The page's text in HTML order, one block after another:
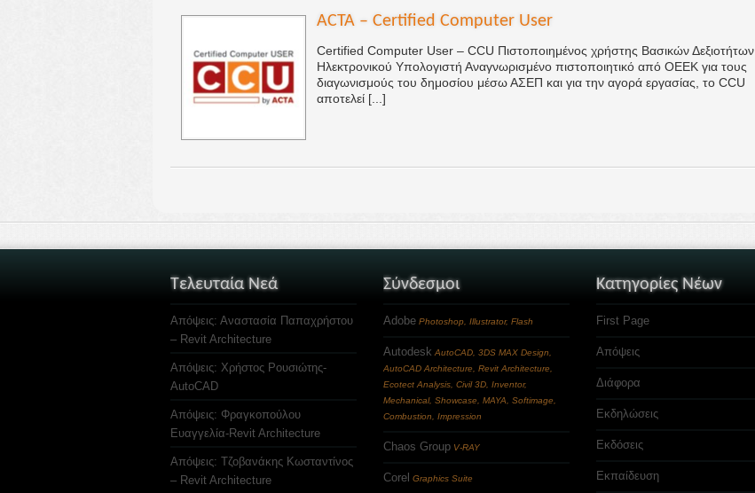
ACTA – Certified Computer User
Certified Computer User – CCU Πιστοποιημένος χρήστης Βασικών Δεξιοτήτων
Ηλεκτρονικού Υπολογιστή Αναγνωρισμένο πιστοποιητικό από ΟΕΕΚ για τους
διαγωνισμούς του δημοσίου μέσω ΑΣΕΠ και για την αγορά εργασίας, το CCU
αποτελεί [...]
Τελευταία Νεά
Απόψεις: Αναστασία Παπαχρήστου
– Revit Architecture
Απόψεις: Χρήστος Ρουσιώτης-
AutoCAD
Απόψεις: Φραγκοπούλου
Ευαγγελία-Revit Architecture
Απόψεις: Τζοβανάκης Κωσταντίνος
– Revit Architecture
Σύνδεσμοι
Adobe Photoshop, Illustrator, Flash
Autodesk AutoCAD, 3DS MAX Design,
AutoCAD Architecture, Revit Architecture,
Ecotect Analysis, Civil 3D, Inventor,
Mechanical, Showcase, MAYA, Softimage,
Combustion, Impression
Chaos Group V-RAY
Corel Graphics Suite
Κατηγορίες Νέων
First Page
Απόψεις
Διάφορα
Εκδηλώσεις
Εκδόσεις
Εκπαίδευση